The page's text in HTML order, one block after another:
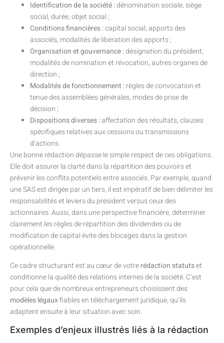
Identification de la société :dénomination sociale, siège
social, durée, objet social ;
Conditions financières :capital social, apports des
associés, modalités de libération des apports ;
Organisation et gouvernance :désignation du président,
modalités de nomination et révocation, autres organes de
direction ;
Modalités de fonctionnement :règles de convocation et
tenue des assemblées générales, modes de prise de
décision ;
Dispositions diverses :affectation des résultats, clauses
spécifiques relatives aux cessions ou transmissions
d’actions.
Une bonne rédaction dépasse le simple respect de ces obligations.
Elle doit assurer la clarté dans la répartition des pouvoirs et
prévenir les conflits potentiels entre associés. Par exemple, quand
une SAS est dirigée par un tiers, il est impératif de bien délimiter les
responsabilités et leviers du président versus ceux des
actionnaires. Aussi, dans une perspective financière, déterminer
clairement les règles de répartition des dividendes ou de
modification de capital évite des blocages dans la gestion
opérationnelle.
Ce cadre structurant est au cœur de votrerédaction statutset
conditionne la qualité des relations internes de la société. C’est
pour cela que de nombreux entrepreneurs choisissent des
modèles légauxfiables en téléchargement juridique, qu’ils
adaptent ensuite à leur situation avec soin.
Exemples d’enjeux illustrés liés à la rédaction